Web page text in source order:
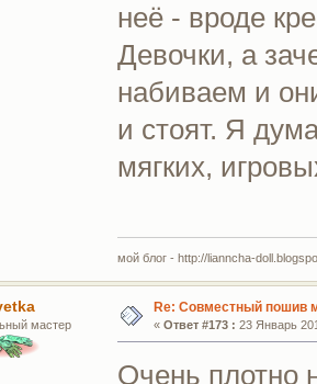
неё - вроде
Девочки, а
набиваем и
и стоят. Я
мягких,
мой блог - http://lianncha-
мастер
Re: Совместный пошив
« Ответ #173 : 23 Январь
Очень плотно